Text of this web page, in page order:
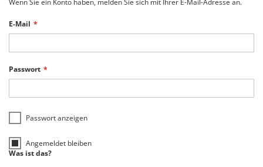
Wenn Sie ein Konto haben, melden Sie sich mit Ihrer E-Mail-Adresse an.
E-Mail
Passwort
Passwort anzeigen
Angemeldet bleiben
Was ist das?